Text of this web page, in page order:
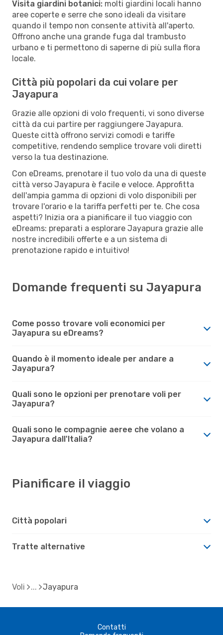
Visita giardini botanici: molti giardini locali hanno
aree coperte e serre che sono ideali da visitare
quando il tempo non consente attività all'aperto.
Offrono anche una grande fuga dal trambusto
urbano e ti permettono di saperne di più sulla flora
locale.
Città più popolari da cui volare per
Jayapura
Grazie alle opzioni di volo frequenti, vi sono diverse
città da cui partire per raggiungere Jayapura.
Queste città offrono servizi comodi e tariffe
competitive, rendendo semplice trovare voli diretti
verso la tua destinazione.
Con eDreams, prenotare il tuo volo da una di queste
città verso Jayapura è facile e veloce. Approfitta
dell'ampia gamma di opzioni di volo disponibili per
trovare l'orario e la tariffa perfetti per te. Che cosa
aspetti? Inizia ora a pianificare il tuo viaggio con
eDreams: preparati a esplorare Jayapura grazie alle
nostre incredibili offerte e a un sistema di
prenotazione rapido e intuitivo!
Domande frequenti su Jayapura
Come posso trovare voli economici per
Jayapura su eDreams?
Quando è il momento ideale per andare a
Jayapura?
Quali sono le opzioni per prenotare voli per
Jayapura?
Quali sono le compagnie aeree che volano a
Jayapura dall'Italia?
Pianificare il viaggio
Città popolari
Tratte alternative
Voli Jayapura
Contatti